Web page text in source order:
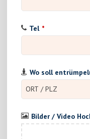
Tel *
Wo soll
Bilder / Video